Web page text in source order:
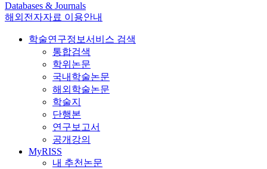
Databases & Journals
해외전자자료 이용안내
학술연구정보서비스 검색
통합검색
학위논문
국내학술논문
해외학술논문
학술지
단행본
연구보고서
공개강의
MyRISS
내 추천논문